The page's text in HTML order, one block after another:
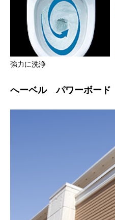
強力に洗浄
へーベル パワーボード